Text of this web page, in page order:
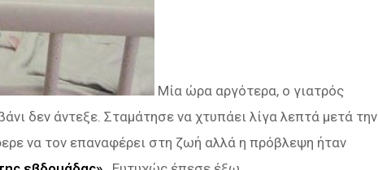
Μία ώρα αργότερα, ο γιατρός
δεν άντεξε. Σταμάτησε να χτυπάει λίγα λεπτά μετά την
να τον επαναφέρει στη ζωή αλλά η πρόβλεψη ήταν